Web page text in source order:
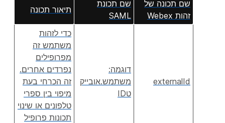
שם תכונה של
זהות Webex
שם תכונת
SAML
תיאור תכונה
externalId
דוגמה:
משתמש.אובייק
טID
כדי לזהות
משתמש זה
מפרופילים
נפרדים אחרים.
זה הכרחי בעת
מיפוי בין ספרי
טלפונים או שינוי
תכונות פרופיל